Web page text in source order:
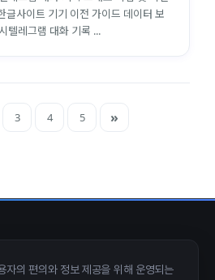
사이트 기기 이전 가이드 데이터 보
텔레그램 대화 기록 ...
3 4 5
자의 편의와 정보 제공을 위해 운영되는